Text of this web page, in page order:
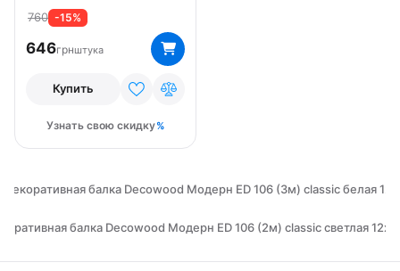
760 -15%
646грнштука
Купить
Узнать свою скидку
балка Decowood Модерн ED 106 (3м) classic белая
балка Decowood Модерн ED 106 (2м) classic светлая